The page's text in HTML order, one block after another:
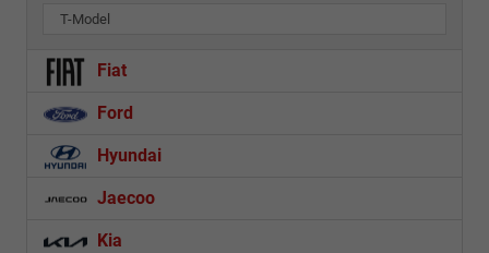
T-Model
Fiat
Ford
Hyundai
Jaecoo
Kia